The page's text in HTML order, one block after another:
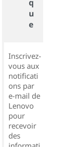
q
u
e
Inscrivez-
vous aux
notificati
ons par
e-mail de
Lenovo
pour
recevoir
des